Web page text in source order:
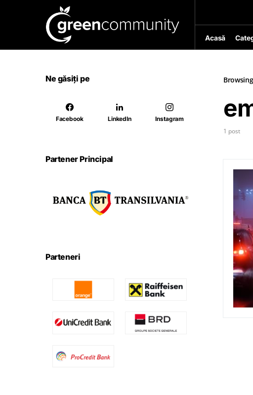
Acasă
1 post
Ne găsiți pe
Facebook LinkedIn Instagram
Partener Principal
Parteneri